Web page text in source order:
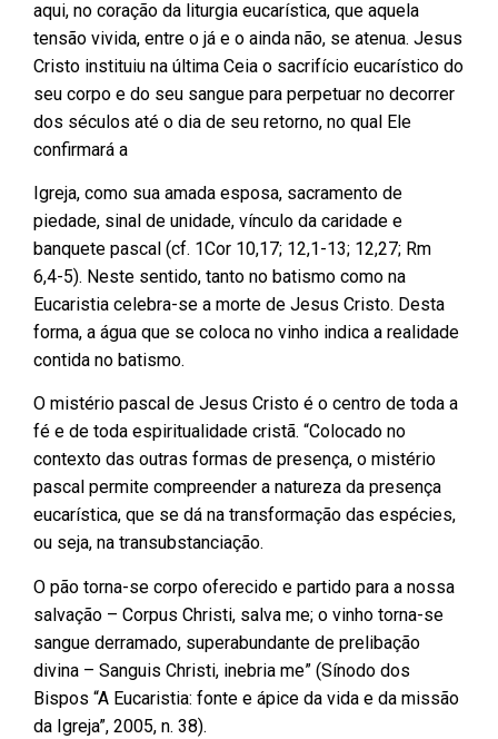
aqui, no coração da liturgia eucarística, que aquela
tensão vivida, entre o já e o ainda não, se atenua. Jesus
Cristo instituiu na última Ceia o sacrifício eucarístico do
seu corpo e do seu sangue para perpetuar no decorrer
dos séculos até o dia de seu retorno, no qual Ele
confirmará a
Igreja, como sua amada esposa, sacramento de
piedade, sinal de unidade, vínculo da caridade e
banquete pascal (cf. 1Cor 10,17; 12,1-13; 12,27; Rm
6,4-5). Neste sentido, tanto no batismo como na
Eucaristia celebra-se a morte de Jesus Cristo. Desta
forma, a água que se coloca no vinho indica a realidade
contida no batismo.
O mistério pascal de Jesus Cristo é o centro de toda a
fé e de toda espiritualidade cristã. “Colocado no
contexto das outras formas de presença, o mistério
pascal permite compreender a natureza da presença
eucarística, que se dá na transformação das espécies,
ou seja, na transubstanciação.
O pão torna-se corpo oferecido e partido para a nossa
salvação – Corpus Christi, salva me; o vinho torna-se
sangue derramado, superabundante de prelibação
divina – Sanguis Christi, inebria me” (Sínodo dos
Bispos “A Eucaristia: fonte e ápice da vida e da missão
da Igreja”, 2005, n. 38).